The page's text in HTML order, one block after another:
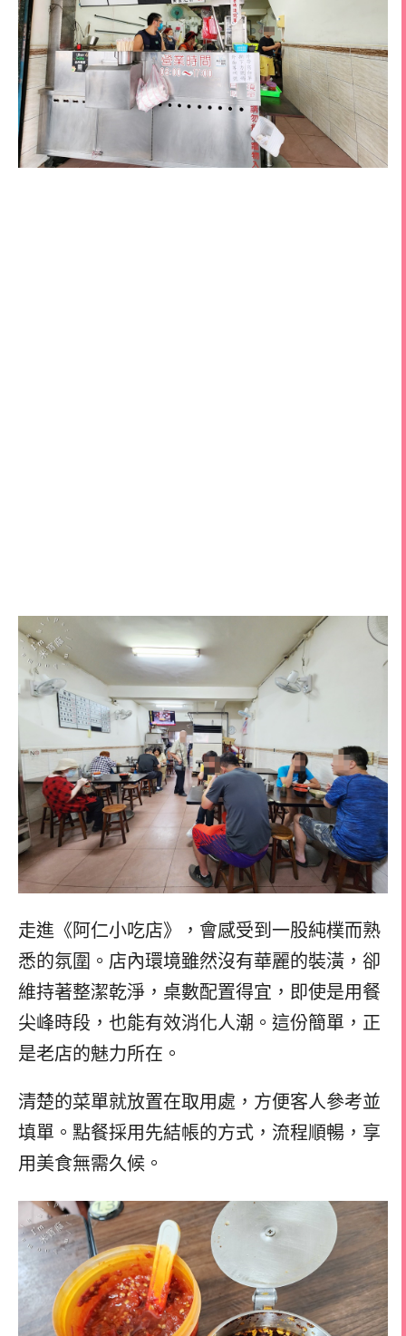
走進《阿仁小吃店》，會感受到一股純樸而熟
悉的氛圍。店內環境雖然沒有華麗的裝潢，卻
維持著整潔乾淨，桌數配置得宜，即使是用餐
尖峰時段，也能有效消化人潮。這份簡單，正
是老店的魅力所在。
清楚的菜單就放置在取用處，方便客人參考並
填單。點餐採用先結帳的方式，流程順暢，享
用美食無需久候。